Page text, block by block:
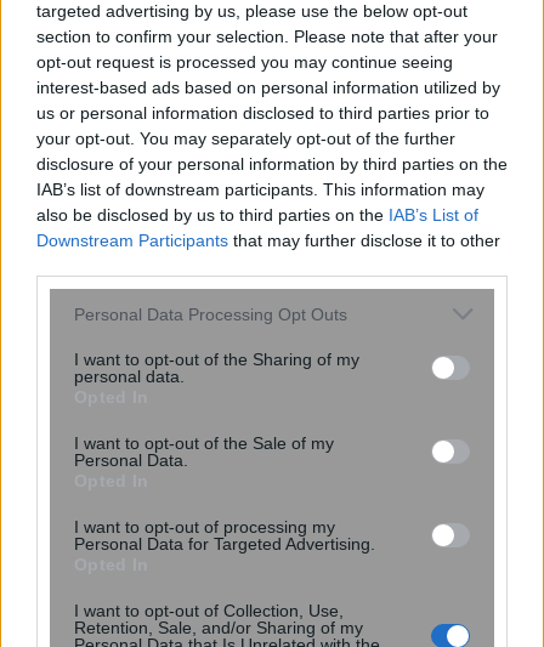
targeted advertising by us, please use the below opt-out
section to confirm your selection. Please note that after your
opt-out request is processed you may continue seeing
interest-based ads based on personal information utilized by
us or personal information disclosed to third parties prior to
your opt-out. You may separately opt-out of the further
disclosure of your personal information by third parties on the
IAB’s list of downstream participants. This information may
also be disclosed by us to third parties on the IAB’s List of
Downstream Participants that may further disclose it to other
Please note that this website/app uses one or more Google
not limited to your visit or usage behaviour. You may click to
grant or deny consent to Google and its third-party tags to
consent section.
Personal Data Processing Opt Outs
I want to opt-out of the Sharing of my
personal data.
I want to opt-out of the Sale of my
Personal Data.
I want to opt-out of processing my
Personal Data for Targeted Advertising.
I want to opt-out of Collection, Use,
Retention, Sale, and/or Sharing of my
Βαλέρια Χοψονίδου: Βάπτισε τον γιο
της στη Βουλιαγμένη – Οι καλεσμένοι
και οι φωτογραφίες από το μυστήριο
Δυσκολεύεστε να παρκάρετε; Πότε
Εμφανίζεται πριν την απώλεια
μνήμης